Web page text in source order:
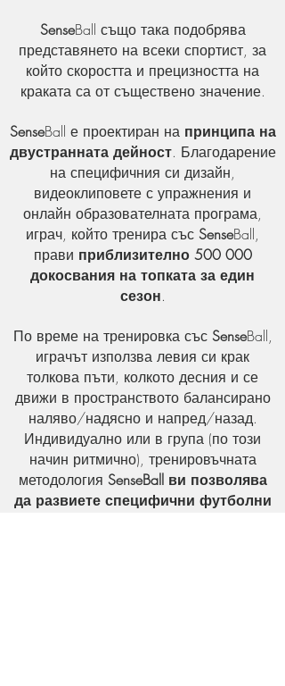
SenseBall също така подобрява
представянето на всеки спортист, за
който скоростта и прецизността на
краката са от съществено значение.
SenseBall е проектиран на принципа на
двустранната дейност. Благодарение
на специфичния си дизайн,
видеоклиповете с упражнения и
онлайн образователната програма,
играч, който тренира със SenseBall,
прави приблизително 500 000
докосвания на топката за един
сезон.
По време на тренировка със SenseBall,
играчът използва левия си крак
толкова пъти, колкото десния и се
движи в пространството балансирано
наляво/надясно и напред/назад.
Индивидуално или в група (по този
начин ритмично), тренировъчната
методология SenseBall ви позволява
да развиете специфични футболни